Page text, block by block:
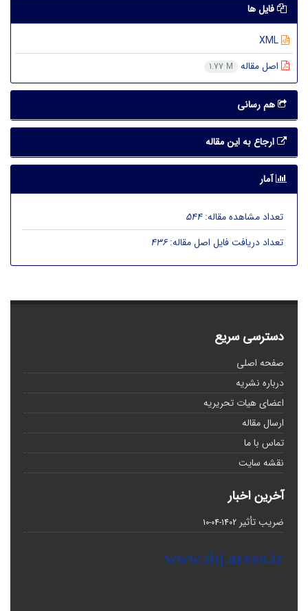
فایل ها
اصل مقاله
1.77 M
هم رسانی
ارجاع به این مقاله
آمار
تعداد مشاهده مقاله:544
تعداد دریافت فایل اصل مقاله:436
دسترسی سریع
صفحه اصلی
درباره نشریه
اعضای هیات تحریریه
ارسال مقاله
تماس با ما
نقشه سایت
آخرین اخبار
ضریب تأثیر 1402-04-10
www.sbj.areeo.ir